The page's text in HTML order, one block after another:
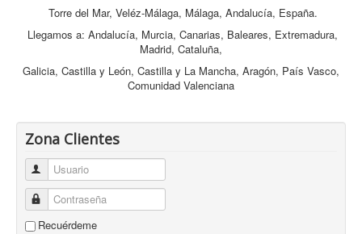
Torre del Mar, Veléz-Málaga, Málaga, Andalucía, España.
Llegamos a: Andalucía, Murcia, Canarias, Baleares, Extremadura,
Madrid, Cataluña,
Galicia, Castilla y León, Castilla y La Mancha, Aragón, País Vasco,
Comunidad Valenciana
Zona Clientes
Usuario
Contraseña
Recuérdeme